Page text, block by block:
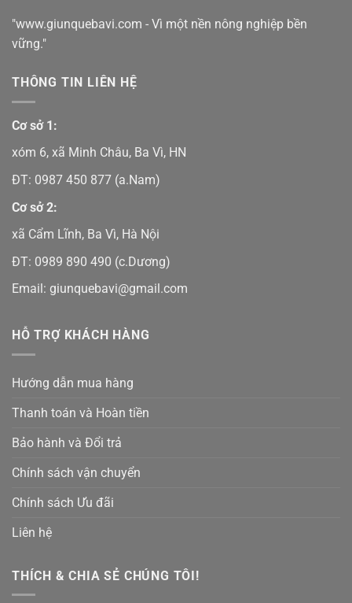
"www.giunquebavi.com - Vì một nền nông nghiệp bền
vững."
THÔNG TIN LIÊN HỆ
Cơ sở 1:
xóm 6, xã Minh Châu, Ba Vì, HN
ĐT: 0987 450 877 (a.Nam)
Cơ sở 2:
xã Cẩm Lĩnh, Ba Vì, Hà Nội
ĐT: 0989 890 490 (c.Dương)
Email: giunquebavi@gmail.com
HỖ TRỢ KHÁCH HÀNG
Hướng dẫn mua hàng
Thanh toán và Hoàn tiền
Bảo hành và Đổi trả
Chính sách vận chuyển
Chính sách Ưu đãi
Liên hệ
THÍCH & CHIA SẺ CHÚNG TÔI!